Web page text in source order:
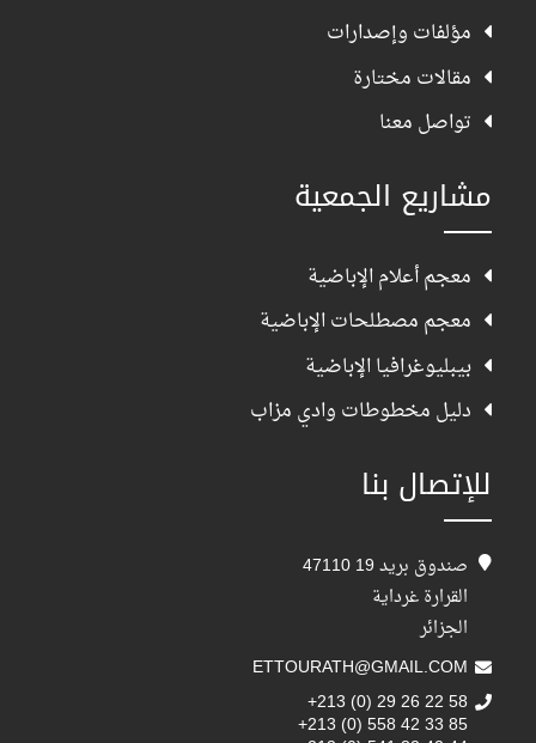
مؤلفات وإصدارات
مقالات مختارة
تواصل معنا
مشاريع الجمعية
معجم أعلام الإباضية
معجم مصطلحات الإباضية
بيبليوغرافيا الإباضية
دليل مخطوطات وادي مزاب
للإتصال بنا
صندوق بريد 19 47110
القرارة غرداية
الجزائر
ETTOURATH@GMAIL.COM
+213 (0) 29 26 22 58
+213 (0) 558 42 33 85